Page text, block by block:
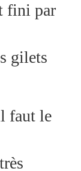
fini par
gilets
faut le